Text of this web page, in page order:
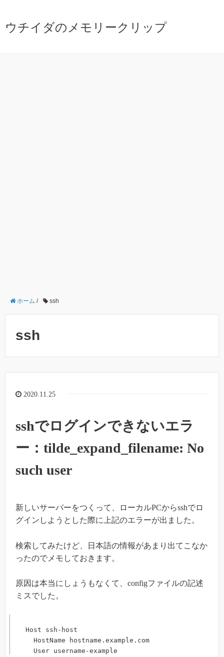
ウチイダのメモリークリップ
ホーム / ssh
ssh
2020.11.25
sshでログインできないエラ
ー：tilde_expand_filename: No
such user
新しいサーバーをつくって、ローカルPCからsshでロ
グインしようとした際に上記のエラーが出ました。
検索してみたけど、日本語の情報があまり出てこなか
ったのでメモしておきます。
原因は本当にしょうもなくて、configファイルの記述
ミスでした。
Host ssh-host
  HostName hostname.example.com
  User username-example